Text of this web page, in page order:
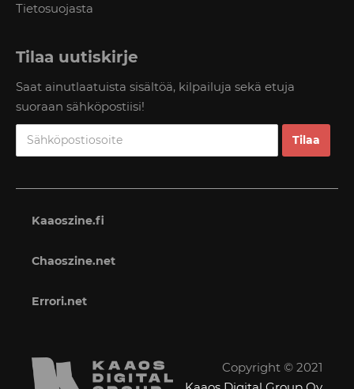
Tietosuojasta
Tilaa uutiskirje
Saat ainutlaatuista sisältöä, kilpailuja sekä etuja
suoraan sähköpostiisi!
Kaaoszine.fi
Chaoszine.net
Errori.net
Copyright © 2021